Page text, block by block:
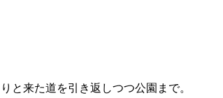
と来た道を引き返しつつ公園まで。